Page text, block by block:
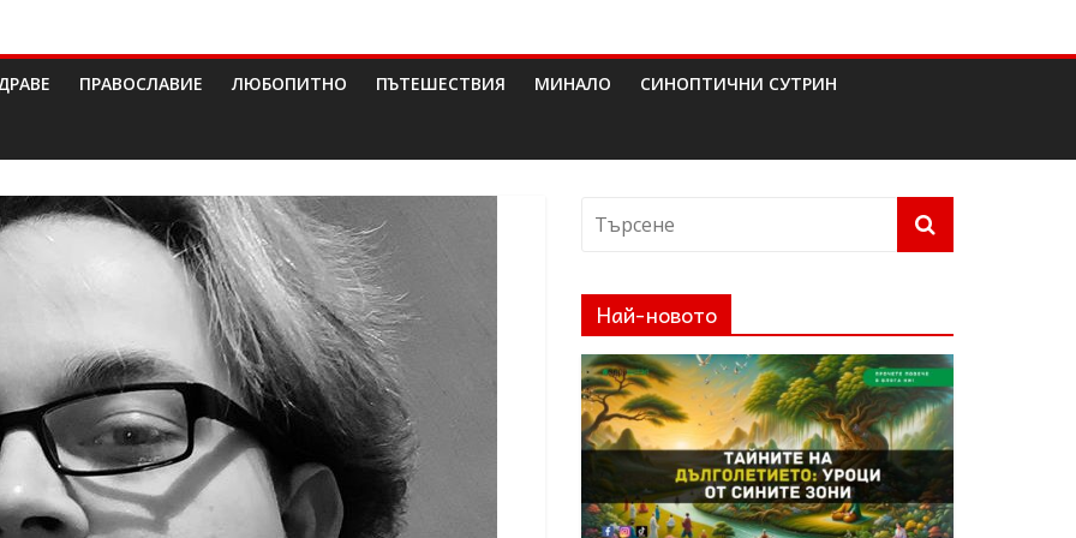
ПРАВОСЛАВИЕ ЛЮБОПИТНО ПЪТЕШЕСТВИЯ МИНАЛО СИНОПТИЧНИ СУТРИН
Най-новото